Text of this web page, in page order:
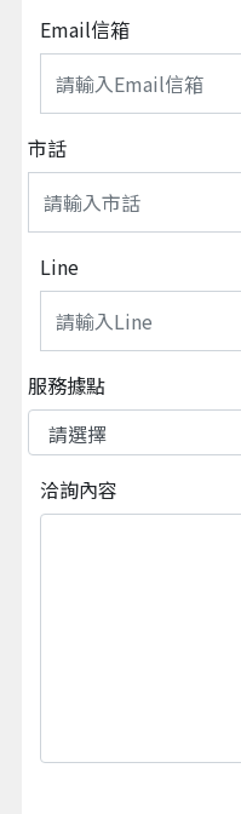
Email信箱
市話
Line
服務據點
洽詢內容